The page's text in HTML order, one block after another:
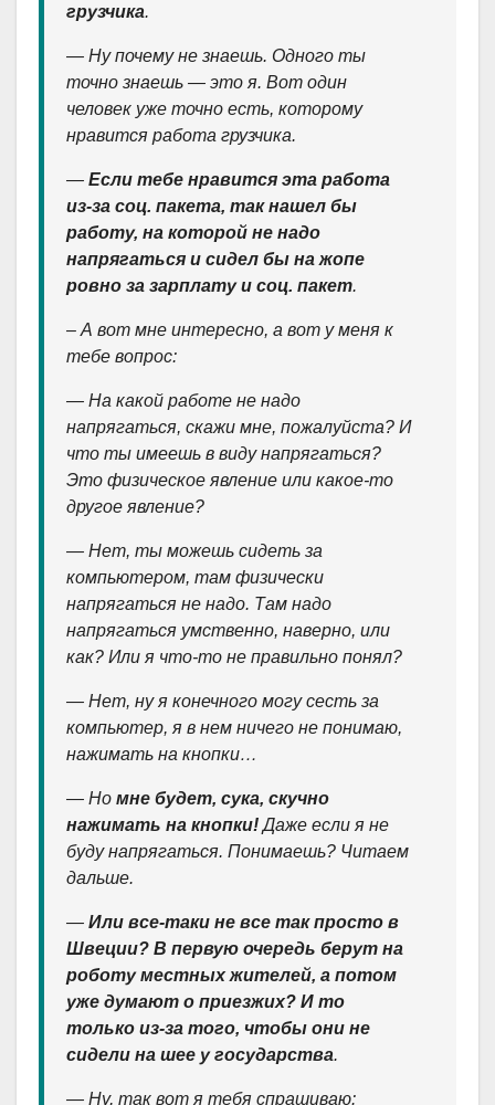
грузчика.
— Ну почему не знаешь. Одного ты
точно знаешь — это я. Вот один
человек уже точно есть, которому
нравится работа грузчика.
— Если тебе нравится эта работа
из-за соц. пакета, так нашел бы
работу, на которой не надо
напрягаться и сидел бы на жопе
ровно за зарплату и соц. пакет.
– А вот мне интересно, а вот у меня к
тебе вопрос:
— На какой работе не надо
напрягаться, скажи мне, пожалуйста? И
что ты имеешь в виду напрягаться?
Это физическое явление или какое-то
другое явление?
— Нет, ты можешь сидеть за
компьютером, там физически
напрягаться не надо. Там надо
напрягаться умственно, наверно, или
как? Или я что-то не правильно понял?
— Нет, ну я конечного могу сесть за
компьютер, я в нем ничего не понимаю,
нажимать на кнопки…
— Но мне будет, сука, скучно
нажимать на кнопки!Даже если я не
буду напрягаться. Понимаешь? Читаем
дальше.
— Или все-таки не все так просто в
Швеции? В первую очередь берут на
роботу местных жителей, а потом
уже думают о приезжих? И то
только из-за того, чтобы они не
сидели на шее у государства.
— Ну, так вот я тебя спрашиваю: